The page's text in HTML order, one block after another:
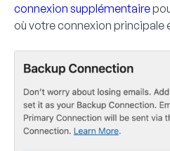
connexion supplémentaire
où votre connexion principale